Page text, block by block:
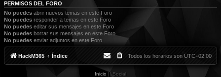
PERMISOS DEL FORO
No puedes abrir nuevos temas en este Foro
No puedes responder a temas en este Foro
No puedes editar sus mensajes en este Foro
No puedes borrar sus mensajes en este Foro
No puedes enviar adjuntos en este Foro
HackM365 Índice Todos los horarios son UTC+02:00
Inicio || Social